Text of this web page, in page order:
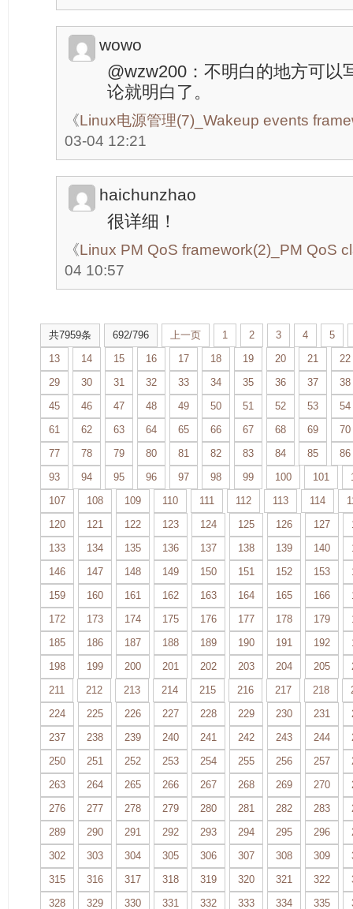
wowo
@wzw200：不明白的地方可以
论就明白了。
《Linux电源管理(7)_Wakeup events
03-04 12:21
haichunzhao
很详细！
《Linux PM QoS framework(2)_PM QoS
04 10:57
共7959条 692/796 上一页 1 2 3 4
5
13
14 15 16 17 18 19 20 21
22
29
30 31 32 33 34 35 36 37
38
45
46 47 48 49 50 51 52 53
54
61
62 63 64 65 66 67 68 69
70
77
78 79 80 81 82 83 84 85
86
93
94 95 96 97 98 99 100 101
107
108 109 110 111 112 113 114
120
121 122 123 124 125 126 127
133
134 135 136 137 138 139 140
146
147 148 149 150 151 152 153
159
160 161 162 163 164 165 166
172
173 174 175 176 177 178 179
185
186 187 188 189 190 191 192
198
199 200 201 202 203 204 205
211
212 213 214 215 216 217 218
224
225 226 227 228 229 230 231
237
238 239 240 241 242 243 244
250
251 252 253 254 255 256 257
263
264 265 266 267 268 269 270
276
277 278 279 280 281 282 283
289
290 291 292 293 294 295 296
302
303 304 305 306 307 308 309
315
316 317 318 319 320 321 322
328
329 330 331 332 333 334 335